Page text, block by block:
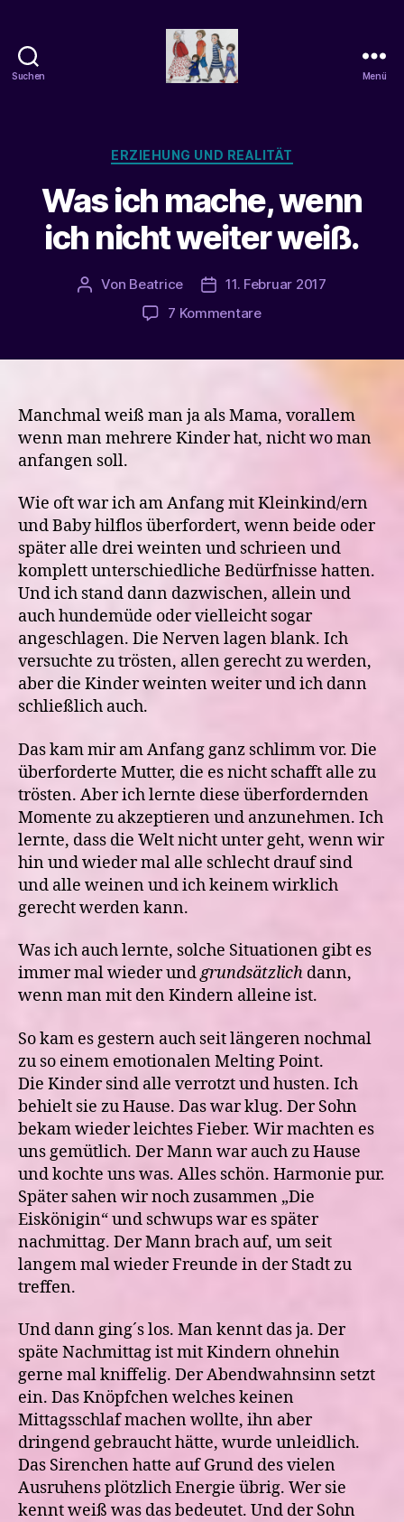
Suchen Menü
Kategorien
ERZIEHUNG UND REALITÄT
Was ich mache, wenn
ich nicht weiter weiß.
Beitragsautor
Von Beatrice Veröffentlichungsdatum
11. Februar 2017
7 Kommentarezu
ich
nicht
weiter
Manchmal weiß man ja als Mama, vorallem
wenn man mehrere Kinder hat, nicht wo man
anfangen soll.
Wie oft war ich am Anfang mit Kleinkind/ern
und Baby hilflos überfordert, wenn beide oder
später alle drei weinten und schrieen und
komplett unterschiedliche Bedürfnisse hatten.
Und ich stand dann dazwischen, allein und
auch hundemüde oder vielleicht sogar
angeschlagen. Die Nerven lagen blank. Ich
versuchte zu trösten, allen gerecht zu werden,
aber die Kinder weinten weiter und ich dann
schließlich auch.
Das kam mir am Anfang ganz schlimm vor. Die
überforderte Mutter, die es nicht schafft alle zu
trösten. Aber ich lernte diese überfordernden
Momente zu akzeptieren und anzunehmen. Ich
lernte, dass die Welt nicht unter geht, wenn wir
hin und wieder mal alle schlecht drauf sind
und alle weinen und ich keinem wirklich
gerecht werden kann.
Was ich auch lernte, solche Situationen gibt es
immer mal wieder undgrundsätzlich dann,
wenn man mit den Kindern alleine ist.
So kam es gestern auch seit längeren nochmal
zu so einem emotionalen Melting Point.
Die Kinder sind alle verrotzt und husten. Ich
behielt sie zu Hause. Das war klug. Der Sohn
bekam wieder leichtes Fieber. Wir machten es
uns gemütlich. Der Mann war auch zu Hause
und kochte uns was. Alles schön. Harmonie pur.
Später sahen wir noch zusammen „Die
Eiskönigin“ und schwups war es später
nachmittag. Der Mann brach auf, um seit
langem mal wieder Freunde in der Stadt zu
treffen.
Und dann ging´s los. Man kennt das ja. Der
späte Nachmittag ist mit Kindern ohnehin
gerne mal kniffelig. Der Abendwahnsinn setzt
ein. Das Knöpfchen welches keinen
Mittagsschlaf machen wollte, ihn aber
dringend gebraucht hätte, wurde unleidlich.
Das Sirenchen hatte auf Grund des vielen
Ausruhens plötzlich Energie übrig. Wer sie
kennt weiß was das bedeutet. Und der Sohn